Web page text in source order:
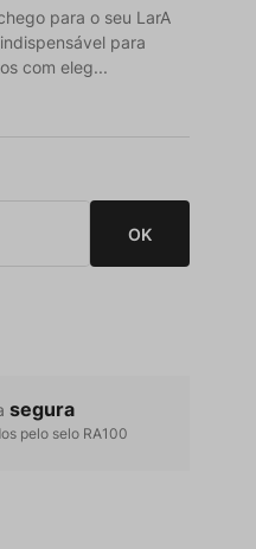
para o seu LarA
para
com eleg...
segura
pelo selo RA100